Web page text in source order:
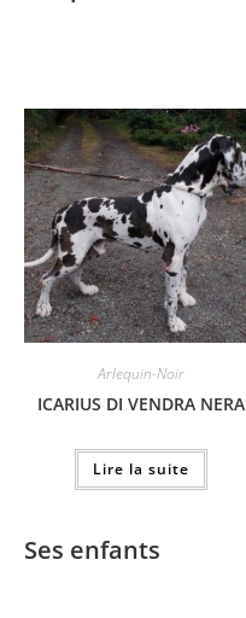
Arlequin-Noir
ICARIUS DI VENDRA NERA
Lire la suite
Ses enfants